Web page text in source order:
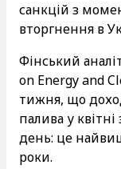
санкцій з
вторгнення в
Фінський
on Energy and
тижня, що
палива у
день: це
роки.